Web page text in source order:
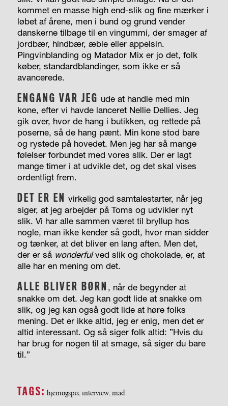
kommet en masse high end-slik og fine mærker i
løbet af årene, men i bund og grund vender
danskerne tilbage til en vingummi, der smager af
jordbær, hindbær, æble eller appelsin.
Pingvinblanding og Matador Mix er jo det, folk
køber, standardblandinger, som ikke er så
avancerede.
ENGANG VAR JEG ude at handle med min
kone, efter vi havde lanceret Nellie Dellies. Jeg
gik over, hvor de hang i butikken, og rettede på
poserne, så de hang pænt. Min kone stod bare
og rystede på hovedet. Men jeg har så mange
følelser forbundet med vores slik. Der er lagt
mange timer i at udvikle det, og det skal vises
ordentligt frem.
DET ER EN virkelig god samtalestarter, når jeg
siger, at jeg arbejder på Toms og udvikler nyt
slik. Vi har alle sammen været til bryllup hos
nogle, man ikke kender så godt, hvor man sidder
og tænker, at det bliver en lang aften. Men det,
der er så wonderfulved slik og chokolade, er, at
alle har en mening om det.
ALLE BLIVER BØRN , når de begynder at
snakke om det. Jeg kan godt lide at snakke om
slik, og jeg kan også godt lide at høre folks
mening. Det er ikke altid, jeg er enig, men det er
altid interessant. Og så siger folk altid: ”Hvis du
har brug for nogen til at smage, så siger du bare
til.”
TAGS: hjemogspis, interview, mad